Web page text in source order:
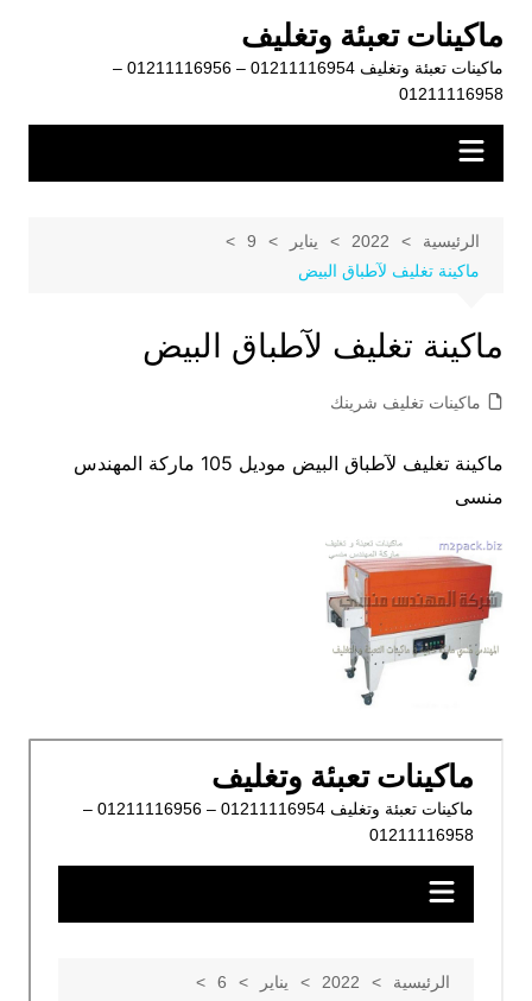
المحتوى
ماكينات تعبئة وتغليف
ماكينات تعبئة وتغليف 01211116954 – 01211116956 –
01211116958
الرئيسية 2022 يناير
9
ماكينة تغليف لآطباق البيض
ماكينة تغليف لآطباق البيض
ماكينات تغليف شرينك
ماكينة تغليف لآطباق البيض موديل 105 ماركة المهندس
منسى